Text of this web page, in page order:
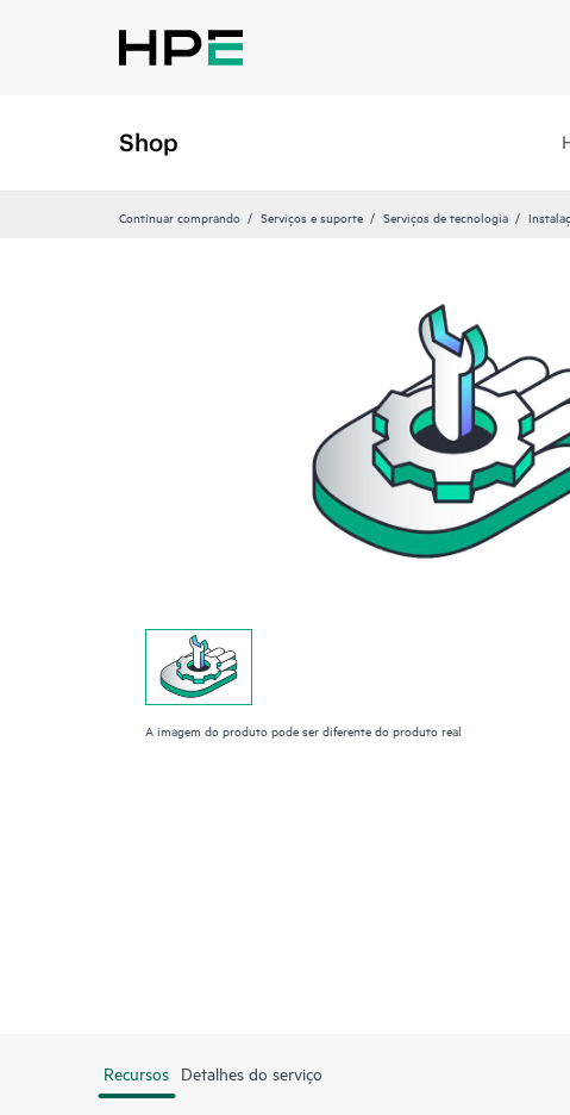
Shop
Continuar comprando Serviços e suporte Serviços de tecnologia
A imagem do produto pode ser diferente do produto real
Recursos Detalhes do serviço